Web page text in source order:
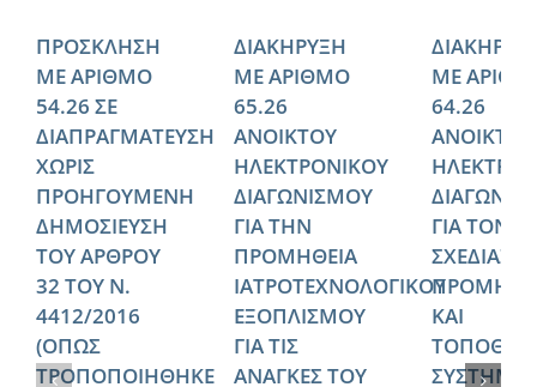
ΠΡΟΣΚΛΗΣΗ
ΜΕ ΑΡΙΘΜΟ
54.26 ΣΕ
ΔΙΑΠΡΑΓΜΑΤΕΥΣΗ
ΧΩΡΙΣ
ΠΡΟΗΓΟΥΜΕΝΗ
ΔΗΜΟΣΙΕΥΣΗ
ΤΟΥ ΑΡΘΡΟΥ
32 ΤΟΥ Ν.
4412/2016
(ΟΠΩΣ
ΤΡΟΠΟΠΟΙΗΘΗΚΕ
ΔΙΑΚΗΡΥΞΗ
ΜΕ ΑΡΙΘΜΟ
65.26
ΑΝΟΙΚΤΟΥ
ΗΛΕΚΤΡΟΝΙΚΟΥ
ΔΙΑΓΩΝΙΣΜΟΥ
ΓΙΑ ΤΗΝ
ΠΡΟΜΗΘΕΙΑ
ΙΑΤΡΟΤΕΧΝΟΛΟΓΙΚΟΥ
ΕΞΟΠΛΙΣΜΟΥ
ΓΙΑ ΤΙΣ
ΑΝΑΓΚΕΣ ΤΟΥ
ΜΕ
64.26
ΑΝΟΙΚΤΟΥ
ΓΙΑ ΤΟΝ
ΚΑΙ